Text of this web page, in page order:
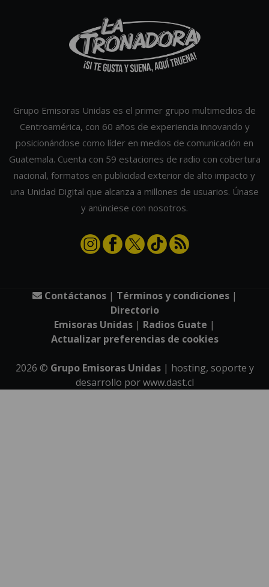
Grupo Emisoras Unidas es el primer grupo multimedios de
Centroamérica, con 60 años de experiencia innovando y
posicionándose como líder en medios de comunicación en
Guatemala. Cuenta con 59 estaciones de radio con cobertura
nacional, formatos en publicidad exterior de alto impacto y
una Unidad Digital que alcanza a millones de usuarios. Únase
y anúnciese con nosotros.
Contáctanos| Términos y condiciones|
Directorio
Emisoras Unidas | Radios Guate |
Actualizar preferencias de cookies
2026 © Grupo Emisoras Unidas| hosting, soporte y
desarrollo porwww.dast.cl